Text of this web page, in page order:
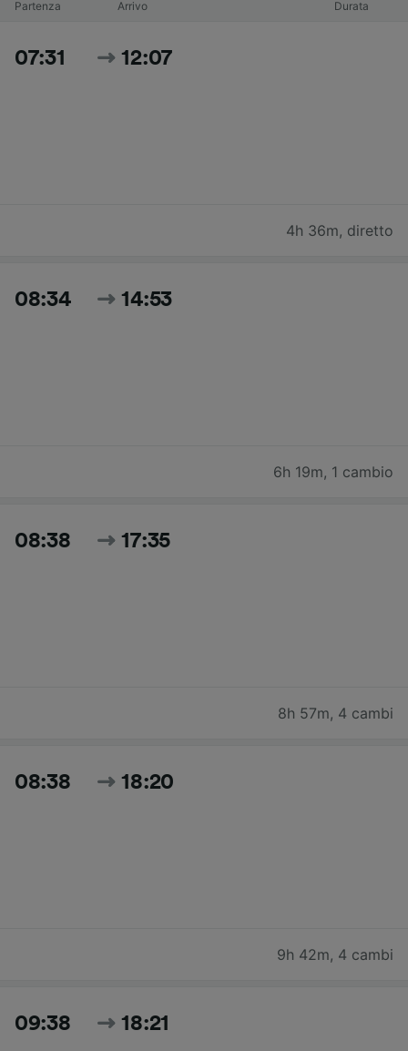
Partenza Arrivo Durata
07:31 12:07
4h 36m, diretto
08:34 14:53
6h 19m, 1 cambio
08:38 17:35
8h 57m, 4 cambi
08:38 18:20
9h 42m, 4 cambi
09:38 18:21